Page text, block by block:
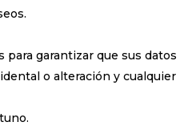
para garantizar que sus datos
o alteración y cualquier